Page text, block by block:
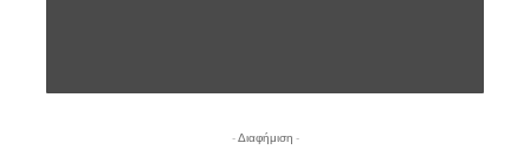
- Διαφήμιση -